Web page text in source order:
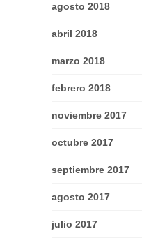
agosto 2018
abril 2018
marzo 2018
febrero 2018
noviembre 2017
octubre 2017
septiembre 2017
agosto 2017
julio 2017